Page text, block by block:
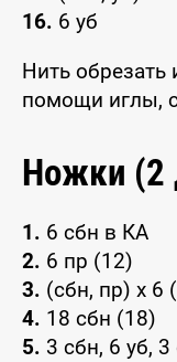
16. 6 уб
Нить обрезать
помощи иглы,
Ножки (2
1. 6 сбн в КА
2. 6 пр (12)
3. (сбн, пр) x 6
4. 18 сбн (18)
5. 3 сбн, 6 уб,